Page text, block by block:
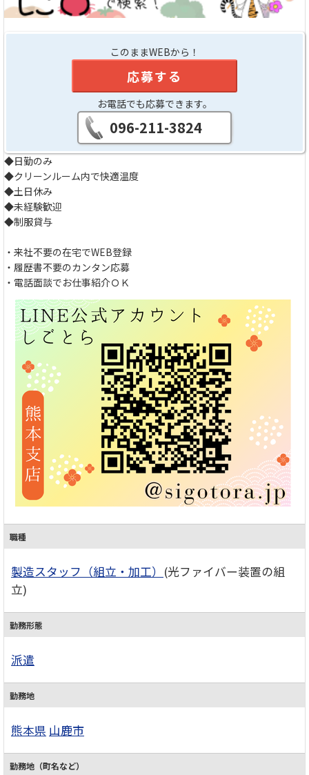
このままWEBから！
応募する
お電話でも応募できます。
096-211-3824
◆日勤のみ
◆クリーンルーム内で快適温度
◆土日休み
◆未経験歓迎
◆制服貸与
・来社不要の在宅でWEB登録
・履歴書不要のカンタン応募
・電話面談でお仕事紹介ＯＫ
職種
製造スタッフ（組立・加工） (光ファイバー装置の組
立)
勤務形態
派遣
勤務地
熊本県 山鹿市
勤務地（町名など）